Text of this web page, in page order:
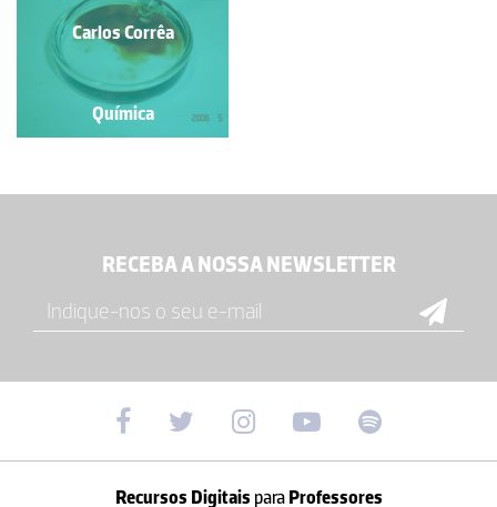
Carlos Corrêa
Química
Carlos Corrêa
Química
RECEBA A NOSSA NEWSLETTER
Recursos Digitais paraProfessores